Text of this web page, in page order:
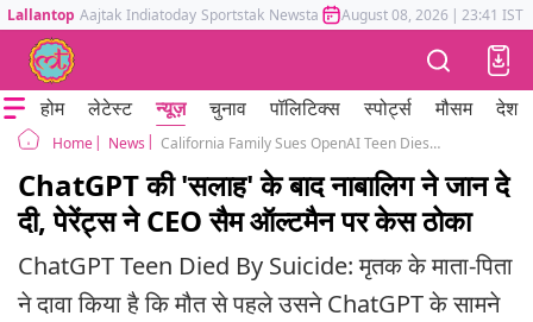
Lallantop Aajtak Indiatoday Sportstak Newstak Mumbai Tak Astrotak
August 08, 2026 | 23:41 IST
होम लेटेस्ट न्यूज़ चुनाव पॉलिटिक्स स्पोर्ट्स मौसम देश
Home News California Family Sues OpenAI Teen Dies By Suicide Following Months Of Chats With ChatGPT
ChatGPT की 'सलाह' के बाद नाबालिग ने जान दे
दी, पेरेंट्स ने CEO सैम ऑल्टमैन पर केस ठोका
ChatGPT Teen Died By Suicide: मृतक के माता-पिता
ने दावा किया है कि मौत से पहले उसने ChatGPT के सामने